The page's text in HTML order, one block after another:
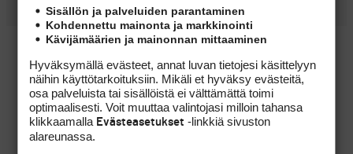
UUSIMMAT
Eppu Normaali siivitti Konsta Jutilan Erkko Trophyn
"Olisi pitänyt kuunnella kroppaa" – Jason Dayn 18 vuoden
putki katkesi
Golf tuntui liian rauhalliselta, joten ammattilaispelaaja
Eetu Isometsä vaihtoi päälajikseen hiihdon
Sisällön ja palveluiden parantaminen
Kohdennettu mainonta ja markkinointi
Kävijämäärien ja mainonnan mittaaminen
Hyväksymällä evästeet, annat luvan tietojesi käsittelyyn
näihin käyttötarkoituksiin. Mikäli et hyväksy evästeitä,
osa palveluista tai sisällöistä ei välttämättä toimi
optimaalisesti. Voit muuttaa valintojasi milloin tahansa
klikkaamalla Evästeasetukset -linkkiä sivuston
alareunassa.